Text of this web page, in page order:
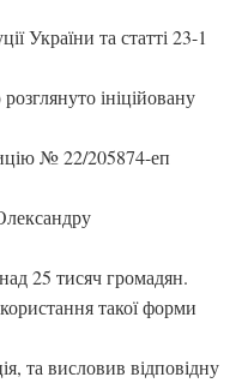
України та статті 23-1
ініційовану
№ 22/205874-еп
25 тисяч громадян.
такої форми
та висловив відповідну